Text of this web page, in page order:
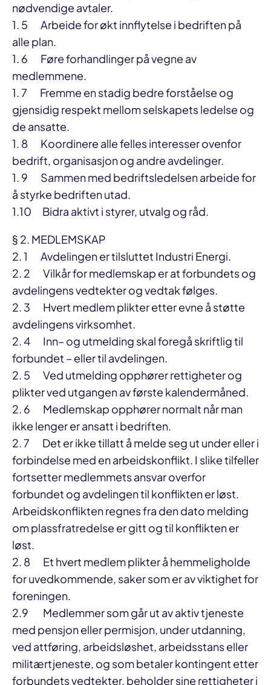
nødvendige avtaler.
1. 5 Arbeide for økt innflytelse i bedriften på
alle plan.
1. 6 Føre forhandlinger på vegne av
medlemmene.
1. 7 Fremme en stadig bedre forståelse og
gjensidig respekt mellom selskapets ledelse og
de ansatte.
1. 8 Koordinere alle felles interesser ovenfor
bedrift, organisasjon og andre avdelinger.
1. 9 Sammen med bedriftsledelsen arbeide for
å styrke bedriften utad.
1.10 Bidra aktivt i styrer, utvalg og råd.
§ 2. MEDLEMSKAP
2. 1 Avdelingen er tilsluttet Industri Energi.
2. 2 Vilkår for medlemskap er at forbundets og
avdelingens vedtekter og vedtak følges.
2. 3 Hvert medlem plikter etter evne å støtte
avdelingens virksomhet.
2. 4 Inn– og utmelding skal foregå skriftlig til
forbundet – eller til avdelingen.
2. 5 Ved utmelding opphører rettigheter og
plikter ved utgangen av første kalendermåned.
2. 6 Medlemskap opphører normalt når man
ikke lenger er ansatt i bedriften.
2. 7 Det er ikke tillatt å melde seg ut under eller i
forbindelse med en arbeidskonflikt. I slike tilfeller
fortsetter medlemmets ansvar overfor
forbundet og avdelingen til konflikten er løst.
Arbeidskonflikten regnes fra den dato melding
om plassfratredelse er gitt og til konflikten er
løst.
2. 8 Et hvert medlem plikter å hemmeligholde
for uvedkommende, saker som er av viktighet for
foreningen.
2.9 Medlemmer som går ut av aktiv tjeneste
med pensjon eller permisjon, under utdanning,
ved attføring, arbeidsløshet, arbeidsstans eller
militærtjeneste, og som betaler kontingent etter
forbundets vedtekter, beholder sine rettigheter i